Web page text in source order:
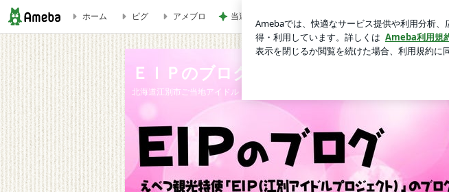
「SEASON～卯月～」出演しました！ | ＥＩＰのブログ
ホーム ピグ アメブロ 当選した人気商品詰め合わせとグッズ
ＥＩＰのブログ
北海道江別市ご当地アイドル「ＥＩＰ（江別アイドルプロジェクト）」のブログです。